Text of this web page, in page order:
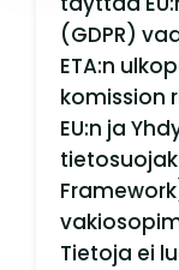
(GDPR)
ETA:n
komission
EU:n ja
Tietoja ei